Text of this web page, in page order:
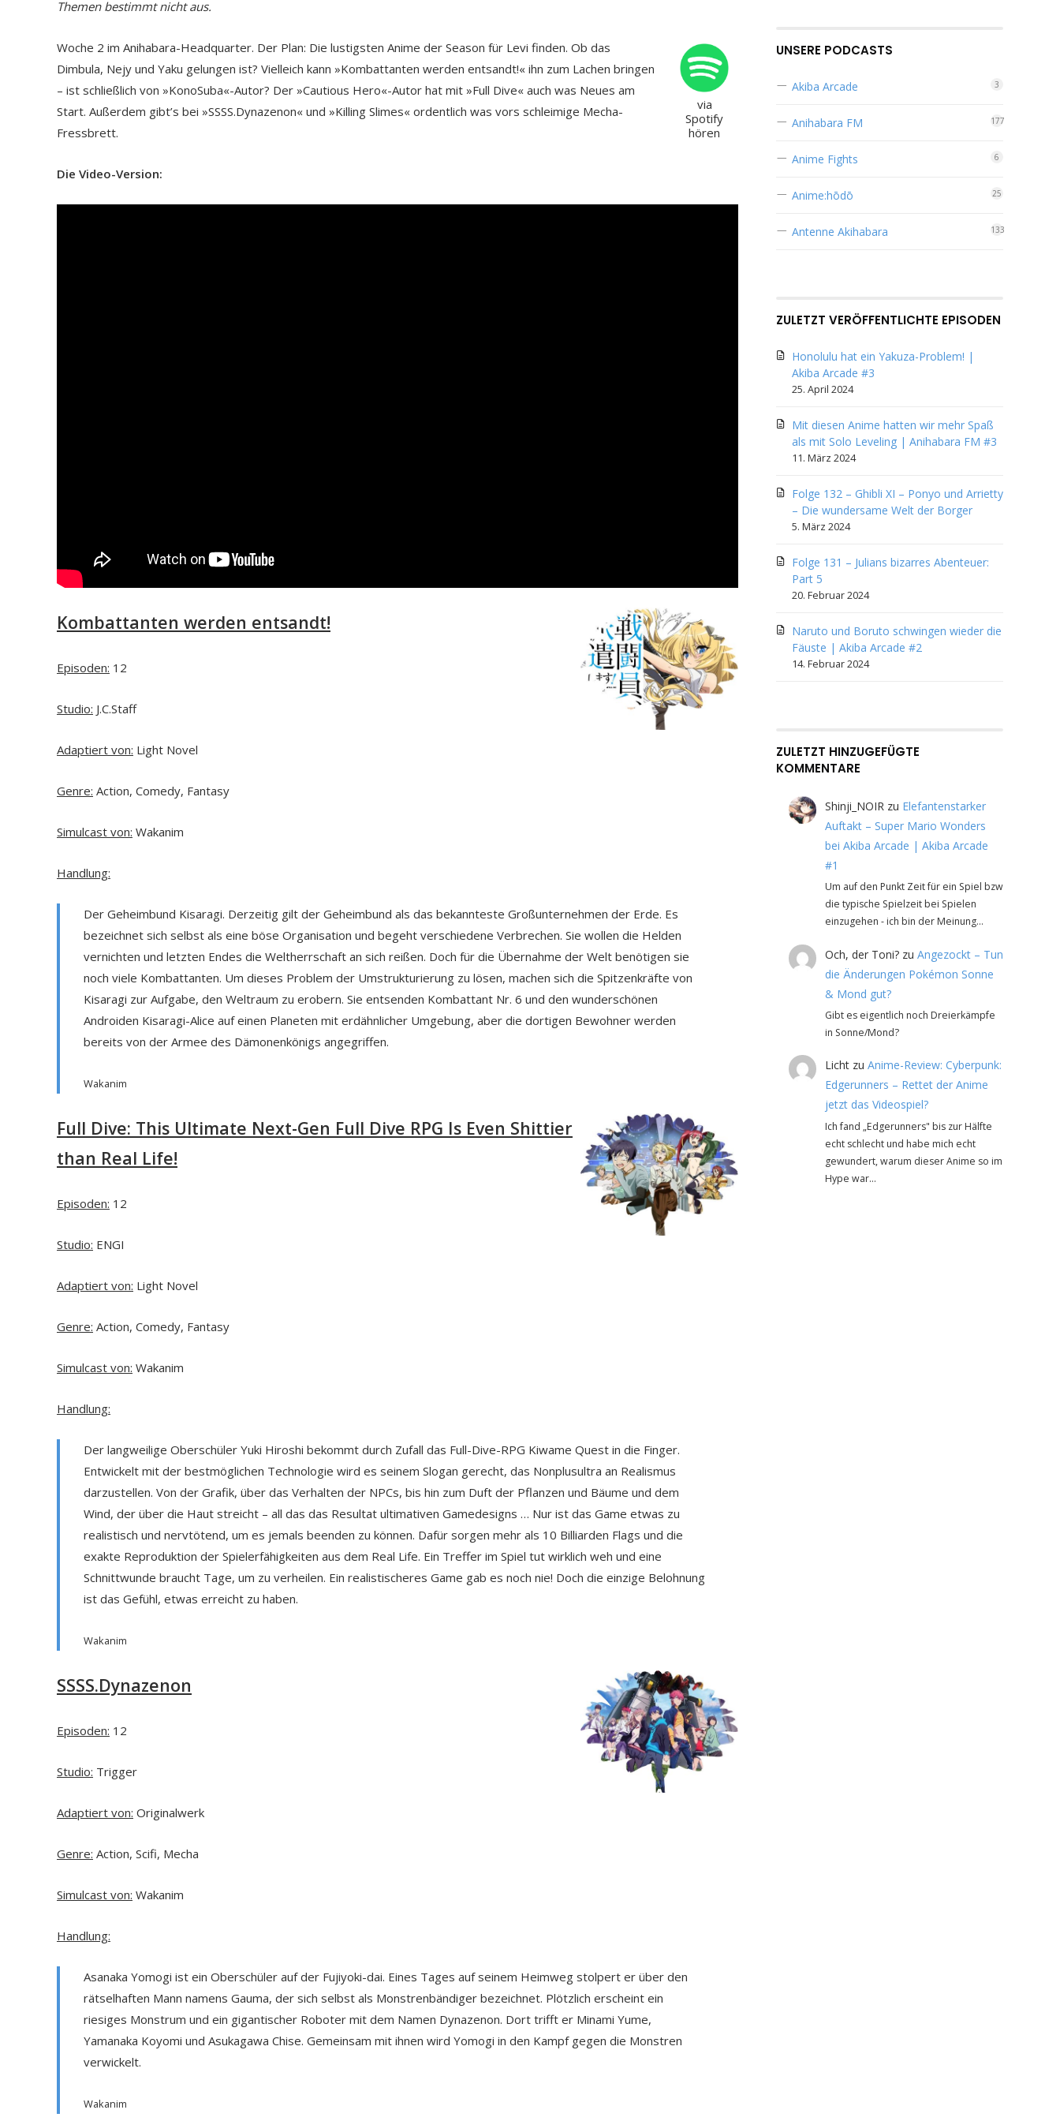
Themen bestimmt nicht aus.
via
Spotify
hören
Woche 2 im Anihabara-Headquarter. Der Plan: Die lustigsten Anime der Season für Levi finden. Ob das
Dimbula, Nejy und Yaku gelungen ist? Vielleich kann »Kombattanten werden entsandt!« ihn zum Lachen bringen
– ist schließlich von »KonoSuba«-Autor? Der »Cautious Hero«-Autor hat mit »Full Dive« auch was Neues am
Start. Außerdem gibt’s bei »SSSS.Dynazenon« und »Killing Slimes« ordentlich was vors schleimige Mecha-
Fressbrett.
Die Video-Version:
Kombattanten werden entsandt!
Episoden: 12
Studio: J.C.Staff
Adaptiert von: Light Novel
Genre: Action, Comedy, Fantasy
Simulcast von: Wakanim
Handlung:
Der Geheimbund Kisaragi. Derzeitig gilt der Geheimbund als das bekannteste Großunternehmen der Erde. Es
bezeichnet sich selbst als eine böse Organisation und begeht verschiedene Verbrechen. Sie wollen die Helden
vernichten und letzten Endes die Weltherrschaft an sich reißen. Doch für die Übernahme der Welt benötigen sie
noch viele Kombattanten. Um dieses Problem der Umstrukturierung zu lösen, machen sich die Spitzenkräfte von
Kisaragi zur Aufgabe, den Weltraum zu erobern. Sie entsenden Kombattant Nr. 6 und den wunderschönen
Androiden Kisaragi-Alice auf einen Planeten mit erdähnlicher Umgebung, aber die dortigen Bewohner werden
bereits von der Armee des Dämonenkönigs angegriffen.
Wakanim
Full Dive: This Ultimate Next-Gen Full Dive RPG Is Even Shittier
than Real Life!
Episoden: 12
Studio: ENGI
Adaptiert von: Light Novel
Genre: Action, Comedy, Fantasy
Simulcast von: Wakanim
Handlung:
Der langweilige Oberschüler Yuki Hiroshi bekommt durch Zufall das Full-Dive-RPG Kiwame Quest in die Finger.
Entwickelt mit der bestmöglichen Technologie wird es seinem Slogan gerecht, das Nonplusultra an Realismus
darzustellen. Von der Grafik, über das Verhalten der NPCs, bis hin zum Duft der Pflanzen und Bäume und dem
Wind, der über die Haut streicht – all das das Resultat ultimativen Gamedesigns … Nur ist das Game etwas zu
realistisch und nervtötend, um es jemals beenden zu können. Dafür sorgen mehr als 10 Billiarden Flags und die
exakte Reproduktion der Spielerfähigkeiten aus dem Real Life. Ein Treffer im Spiel tut wirklich weh und eine
Schnittwunde braucht Tage, um zu verheilen. Ein realistischeres Game gab es noch nie! Doch die einzige Belohnung
ist das Gefühl, etwas erreicht zu haben.
Wakanim
SSSS.Dynazenon
Episoden: 12
Studio: Trigger
Adaptiert von: Originalwerk
Genre: Action, Scifi, Mecha
Simulcast von: Wakanim
Handlung:
Asanaka Yomogi ist ein Oberschüler auf der Fujiyoki-dai. Eines Tages auf seinem Heimweg stolpert er über den
rätselhaften Mann namens Gauma, der sich selbst als Monstrenbändiger bezeichnet. Plötzlich erscheint ein
riesiges Monstrum und ein gigantischer Roboter mit dem Namen Dynazenon. Dort trifft er Minami Yume,
Yamanaka Koyomi und Asukagawa Chise. Gemeinsam mit ihnen wird Yomogi in den Kampf gegen die Monstren
verwickelt.
Wakanim
UNSERE PODCASTS
Akiba Arcade 3
Anihabara FM 177
Anime Fights 6
Anime:hōdō 25
Antenne Akihabara 133
ZULETZT VERÖFFENTLICHTE EPISODEN
Honolulu hat ein Yakuza-Problem! |
Akiba Arcade #3
25. April 2024
Mit diesen Anime hatten wir mehr Spaß
als mit Solo Leveling | Anihabara FM #3
11. März 2024
Folge 132 – Ghibli XI – Ponyo und Arrietty
– Die wundersame Welt der Borger
5. März 2024
Folge 131 – Julians bizarres Abenteuer:
Part 5
20. Februar 2024
Naruto und Boruto schwingen wieder die
Fäuste | Akiba Arcade #2
14. Februar 2024
ZULETZT HINZUGEFÜGTE
KOMMENTARE
Shinji_NOIRzu Elefantenstarker
Auftakt – Super Mario Wonders
bei Akiba Arcade | Akiba Arcade
#1
Um auf den Punkt Zeit für ein Spiel bzw
die typische Spielzeit bei Spielen
einzugehen - ich bin der Meinung…
Och, der Toni?zu Angezockt – Tun
die Änderungen Pokémon Sonne
& Mond gut?
Gibt es eigentlich noch Dreierkämpfe
in Sonne/Mond?
Lichtzu Anime-Review: Cyberpunk:
Edgerunners – Rettet der Anime
jetzt das Videospiel?
Ich fand „Edgerunners" bis zur Hälfte
echt schlecht und habe mich echt
gewundert, warum dieser Anime so im
Hype war…